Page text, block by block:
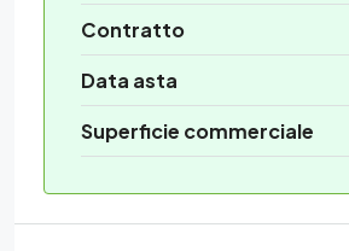
Contratto
Data asta
Superficie commerciale